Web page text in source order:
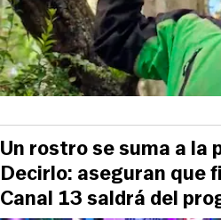
Un rostro se suma a la
Decirlo: aseguran que
Canal 13 saldrá del